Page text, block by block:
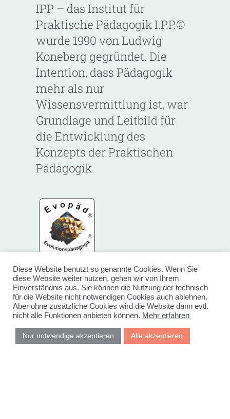
IPP – das Institut für
Praktische Pädagogik I.P.P.©
wurde 1990 von Ludwig
Koneberg gegründet. Die
Intention, dass Pädagogik
mehr als nur
Wissensvermittlung ist, war
Grundlage und Leitbild für
die Entwicklung des
Konzepts der Praktischen
Pädagogik.
Diese Website benutzt so genannte Cookies. Wenn Sie
diese Website weiter nutzen, gehen wir von Ihrem
Einverständnis aus. Sie können die Nutzung der technisch
für die Website nicht notwendigen Cookies auch ablehnen.
Aber ohne zusätzliche Cookies wird die Website dann evtl.
nicht alle Funktionen anbieten können. Mehr erfahren
Nur notwendige akzeptieren Alle akzeptieren